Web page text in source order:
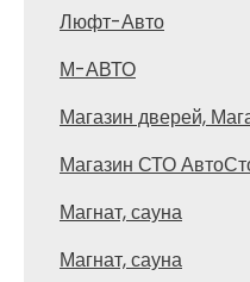
Люфт-Авто
М-АВТО
Магазин дверей,
Магазин СТО
Магнат, сауна
Магнат, сауна